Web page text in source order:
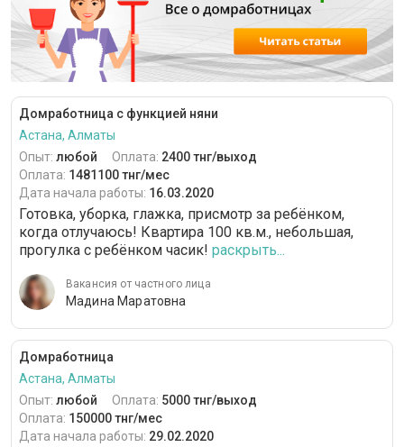
Домработница с функцией няни
Астана, Алматы
Опыт: любой Оплата: 2400 тнг/выход
Оплата: 1481100 тнг/мес
Дата начала работы: 16.03.2020
Готовка, уборка, глажка, присмотр за ребёнком,
когда отлучаюсь! Квартира 100 кв.м., небольшая,
прогулка с ребёнком часик! раскрыть...
Вакансия от частного лица
Мадина Маратовна
Домработница
Астана, Алматы
Опыт: любой Оплата: 5000 тнг/выход
Оплата: 150000 тнг/мес
Дата начала работы: 29.02.2020